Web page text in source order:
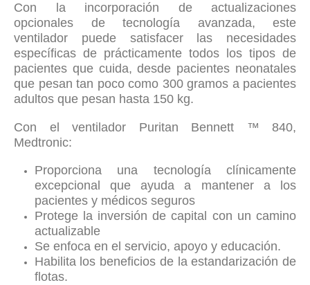
Con la incorporación de actualizaciones
opcionales de tecnología avanzada, este
ventilador puede satisfacer las necesidades
específicas de prácticamente todos los tipos de
pacientes que cuida, desde pacientes neonatales
que pesan tan poco como 300 gramos a pacientes
adultos que pesan hasta 150 kg.
Con el ventilador Puritan Bennett ™ 840,
Medtronic:
Proporciona una tecnología clínicamente
excepcional que ayuda a mantener a los
pacientes y médicos seguros
Protege la inversión de capital con un camino
actualizable
Se enfoca en el servicio, apoyo y educación.
Habilita los beneficios de la estandarización de
flotas.